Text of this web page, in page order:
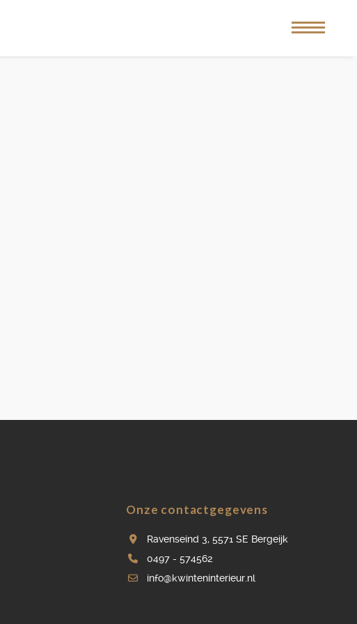
Onze contactgegevens
Ravenseind 3, 5571 SE Bergeijk
0497 - 574562
info@kwinteninterieur.nl